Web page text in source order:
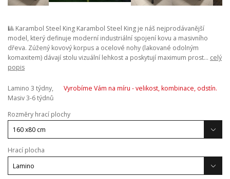
🎱 Karambol Steel King Karambol Steel King je náš nejprodávanější
model, který definuje moderní industriální spojení kovu a masivního
dřeva. Zúžený kovový korpus a ocelové nohy (lakované odolným
komaxitem) dávají stolu vizuální lehkost a poskytují maximum prost... celý
popis
Lamino 3 týdny,
Masiv 3-6 týdnů
Vyrobíme Vám na míru - velikost, kombinace, odstín.
Rozměry hrací plochy
Hrací plocha